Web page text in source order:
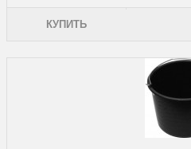
КУПИТЬ